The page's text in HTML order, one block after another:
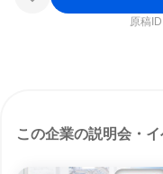
原稿ID
この企業の説明会・イ